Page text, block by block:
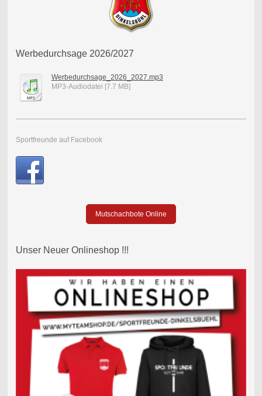
Werbedurchsage 2026/2027
Werbedurchsage_2026_2027.mp3
MP3-Audiodatei [7.7 MB]
Sportfreunde auf Facebook
Mutschachbote Online
Unser Neuer Onlineshop !!!